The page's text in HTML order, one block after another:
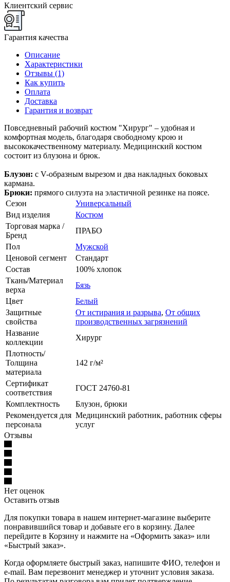
Клиентский сервис
Гарантия качества
Описание
Характеристики
Отзывы (1)
Как купить
Оплата
Доставка
Гарантия и возврат
Повседневный рабочий костюм "Хирург" – удобная и
комфортная модель, благодаря свободному крою и
высококачественному материалу. Медицинский костюм
состоит из блузона и брюк.
Блузон: с V-образным вырезом и два накладных боковых
кармана.
Брюки: прямого силуэта на эластичной резинке на поясе.
Сезон
Универсальный
Вид изделия
Костюм
Торговая марка /
Бренд
ПРАБО
Пол
Мужской
Ценовой сегмент
Стандарт
Состав
100% хлопок
Ткань/Материал
верха
Бязь
Цвет
Белый
Защитные
свойства
От истирания и разрыва, От общих
производственных загрязнений
Название
коллекции
Хирург
Плотность/
Толщина
материала
142 г/м²
Сертификат
соответствия
ГОСТ 24760-81
Комплектность
Блузон, брюки
Рекомендуется для
персонала
Медицинский работник, работник сферы
услуг
Отзывы
Нет оценок
Оставить отзыв
Для покупки товара в нашем интернет-магазине выберите
понравившийся товар и добавьте его в корзину. Далее
перейдите в Корзину и нажмите на «Оформить заказ» или
«Быстрый заказ».
Когда оформляете быстрый заказ, напишите ФИО, телефон и
e-mail. Вам перезвонит менеджер и уточнит условия заказа.